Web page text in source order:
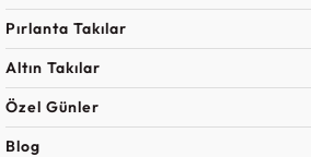
Pırlanta Takılar
Altın Takılar
Özel Günler
Blog